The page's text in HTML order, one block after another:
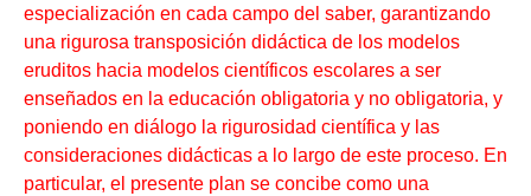
especialización en cada campo del saber, garantizando
una rigurosa transposición didáctica de los modelos
eruditos hacia modelos científicos escolares a ser
enseñados en la educación obligatoria y no obligatoria, y
poniendo en diálogo la rigurosidad científica y las
consideraciones didácticas a lo largo de este proceso. En
particular, el presente plan se concibe como una